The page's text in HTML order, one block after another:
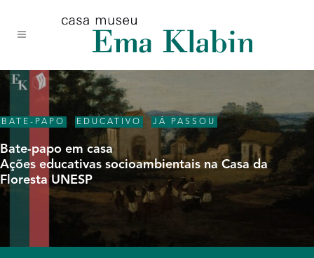
conteúdo
navegação
site
BATE-PAPO EDUCATIVO , JÁ PASSOU
Bate-papo em casa
Ações educativas socioambientais na Casa da
Floresta UNESP